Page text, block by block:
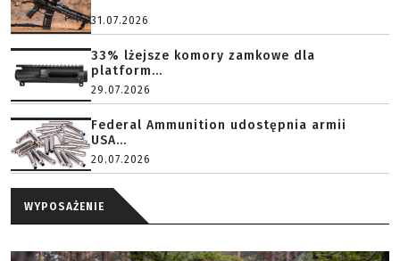
31.07.2026
33% lżejsze komory zamkowe dla
platform...
29.07.2026
Federal Ammunition udostępnia armii
USA...
20.07.2026
WYPOSAŻENIE